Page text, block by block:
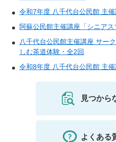
令和7年度 八千代台公民館 主
阿蘇公民館主催講座「シニアス
八千代台公民館主催講座 サー
しむ茶道体験・全2回
令和8年度 八千代台公民館 主
見つから
よくある